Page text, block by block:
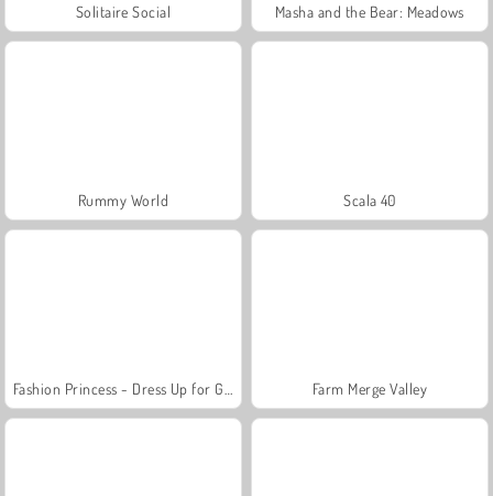
Solitaire Social Masha and the Bear: Meadows
Rummy World Scala 40
Farm Merge Valley